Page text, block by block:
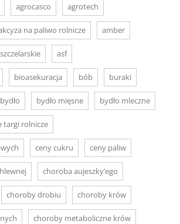
agrocasco agrotech
na paliwo rolnicze amber
asf
bioasekuracja bób buraki
bydło bydło mięsne bydło mleczne
targi rolnicze
ceny cukru ceny paliw
choroba aujeszky’ego
choroby drobiu choroby krów
choroby metaboliczne krów